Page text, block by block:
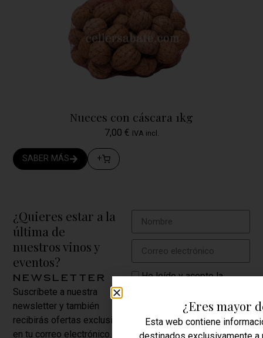
Nueces con cáscara 1kg
7,00 € IVA incl.
SABER MÁS +
¿Quieres estar a la
última de
nuestros vinos y
eventos?
newsletter
Suscríbete a nuestra
newsletter y también
recibirás ofertas exclusivas
en tu correo electrónico.
He leído y acepto la
SUSCRIBIRME
AHORA
¿Eres mayor
Esta web contiene